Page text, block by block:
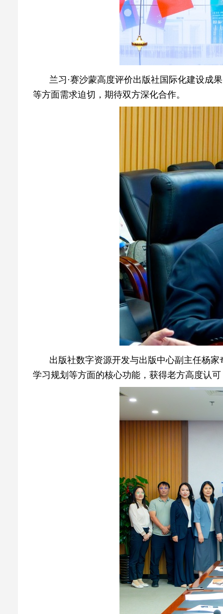
兰习·赛沙蒙高度评价出版社国际化建设成
等方面需求迫切，期待双方深化合作。
出版社数字资源开发与出版中心副主任杨
学习规划等方面的核心功能，获得老方高度认